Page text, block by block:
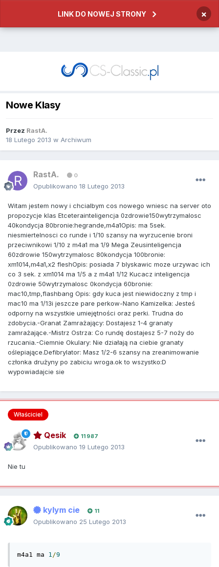
LINK DO NOWEJ STRONY ×
Nowe Klasy
Przez RastA.
18 Lutego 2013 w Archiwum
RastA. 0
Opublikowano 18 Lutego 2013
Witam jestem nowy i chcialbym cos nowego wniesc na server oto
propozycje klas Etceterainteligencja 0zdrowie150wytrzymalosc
40kondycja 80bronie:hegrande,m4a1Opis: ma 5sek.
niesmiertelnosci co runde i 1/10 szansy na wyrzucenie broni
przeciwnikowi 1/10 z m4a1 ma 1/9 Mega Zeusinteligencja
60zdrowie 150wytrzymalosc 80kondycja 100bronie:
xm1014,m4a1,x2 fleshOpis: posiada 7 blyskawic moze urzywac ich
co 3 sek. z xm1014 ma 1/5 a z m4a1 1/12 Kucacz inteligencja
0zdrowie 50wytrzymalosc 0kondycja 60bronie:
mac10,tmp,flashbang Opis: gdy kuca jest niewidoczny z tmp i
mac10 ma 1/13i jeszcze pare perkow-Nano Kamizelka: Jesteś
odporny na wszystkie umiejętności oraz perki. Trudna do
zdobycia.-Granat Zamrażający: Dostajesz 1-4 granaty
zamrażające.-Mistrz Ostrza: Co rundę dostajesz 5-7 noży do
rzucania.-Ciemnie Okulary: Nie działają na ciebie granaty
oślepiające.Defibrylator: Masz 1/2-6 szansy na zreanimowanie
członka drużyny po zabiciu wroga.ok to wszystko:D
wypowiadajcie sie
Właściciel
Qesik 11 987
Opublikowano 19 Lutego 2013
Nie tu
kylym cie 11
Opublikowano 25 Lutego 2013
m4a1 ma 1 /9